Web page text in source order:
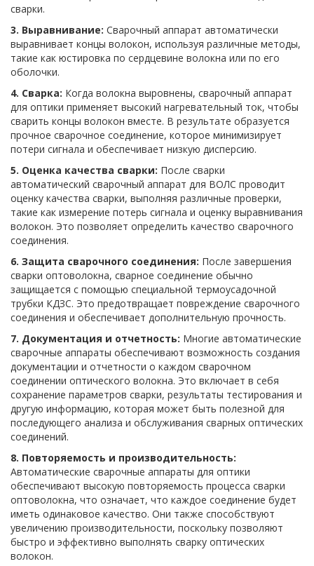
сварки.
3. Выравнивание: Сварочный аппарат автоматически
выравнивает концы волокон, используя различные методы,
такие как юстировка по сердцевине волокна или по его
оболочки.
4. Сварка: Когда волокна выровнены, сварочный аппарат
для оптики применяет высокий нагревательный ток, чтобы
сварить концы волокон вместе. В результате образуется
прочное сварочное соединение, которое минимизирует
потери сигнала и обеспечивает низкую дисперсию.
5. Оценка качества сварки: После сварки
автоматический сварочный аппарат для ВОЛС проводит
оценку качества сварки, выполняя различные проверки,
такие как измерение потерь сигнала и оценку выравнивания
волокон. Это позволяет определить качество сварочного
соединения.
6. Защита сварочного соединения: После завершения
сварки оптоволокна, сварное соединение обычно
защищается с помощью специальной термоусадочной
трубки КДЗС. Это предотвращает повреждение сварочного
соединения и обеспечивает дополнительную прочность.
7. Документация и отчетность: Многие автоматические
сварочные аппараты обеспечивают возможность создания
документации и отчетности о каждом сварочном
соединении оптического волокна. Это включает в себя
сохранение параметров сварки, результаты тестирования и
другую информацию, которая может быть полезной для
последующего анализа и обслуживания сварных оптических
соединений.
8. Повторяемость и производительность:
Автоматические сварочные аппараты для оптики
обеспечивают высокую повторяемость процесса сварки
оптоволокна, что означает, что каждое соединение будет
иметь одинаковое качество. Они также способствуют
увеличению производительности, поскольку позволяют
быстро и эффективно выполнять сварку оптических
волокон.